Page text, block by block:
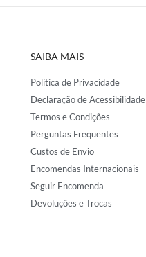
SAIBA MAIS
Política de Privacidade
Declaração de Acessibilidade
Termos e Condições
Perguntas Frequentes
Custos de Envio
Encomendas Internacionais
Seguir Encomenda
Devoluções e Trocas